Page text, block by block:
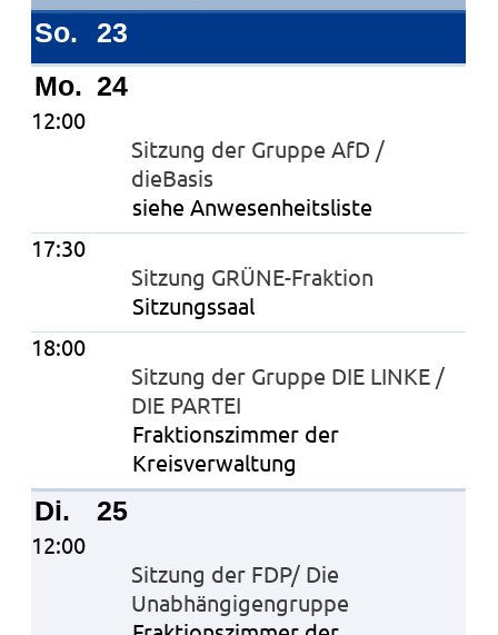
So.
23
Mo. 24
12:00
Sitzung der Gruppe AfD /
dieBasis
siehe Anwesenheitsliste
17:30
Sitzung GRÜNE-Fraktion
Sitzungssaal
18:00
Sitzung der Gruppe DIE LINKE /
DIE PARTEI
Fraktionszimmer der
Kreisverwaltung
Di. 25
12:00
Sitzung der FDP/ Die
Unabhängigengruppe